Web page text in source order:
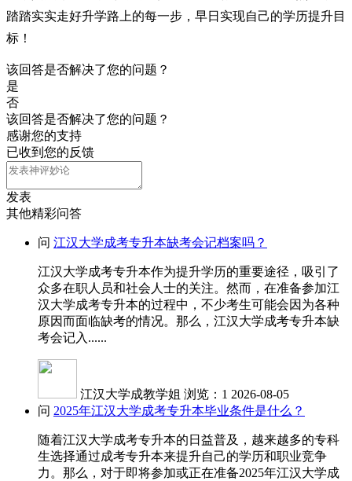
踏踏实实走好升学路上的每一步，早日实现自己的学历提升目
标！
该回答是否解决了您的问题？
是
否
该回答是否解决了您的问题？
感谢您的支持
已收到您的反馈
发表
其他精彩问答
问 江汉大学成考专升本缺考会记档案吗？
江汉大学成考专升本作为提升学历的重要途径，吸引了
众多在职人员和社会人士的关注。然而，在准备参加江
汉大学成考专升本的过程中，不少考生可能会因为各种
原因而面临缺考的情况。那么，江汉大学成考专升本缺
考会记入......
江汉大学成教学姐 浏览：1 2026-08-05
问 2025年江汉大学成考专升本毕业条件是什么？
随着江汉大学成考专升本的日益普及，越来越多的专科
生选择通过成考专升本来提升自己的学历和职业竞争
力。那么，对于即将参加或正在准备2025年江汉大学成